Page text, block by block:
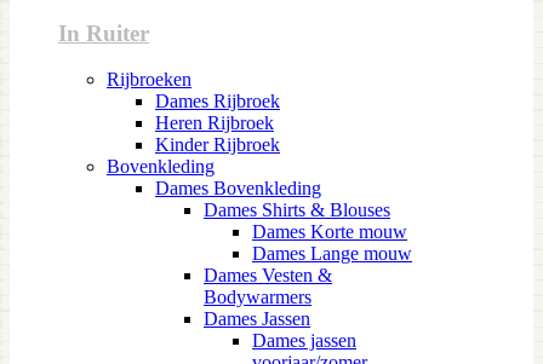
In Ruiter
Rijbroeken
Dames Rijbroek
Heren Rijbroek
Kinder Rijbroek
Bovenkleding
Dames Bovenkleding
Dames Shirts & Blouses
Dames Korte mouw
Dames Lange mouw
Dames Vesten &
Bodywarmers
Dames Jassen
Dames jassen